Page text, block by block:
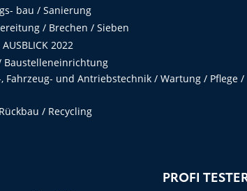
bau / Sanierung
/ Brechen / Sieben
2022
Baustelleneinrichtung
Fahrzeug- und Antriebstechnik / Wartung / Pflege /
/ Recycling
PROFI